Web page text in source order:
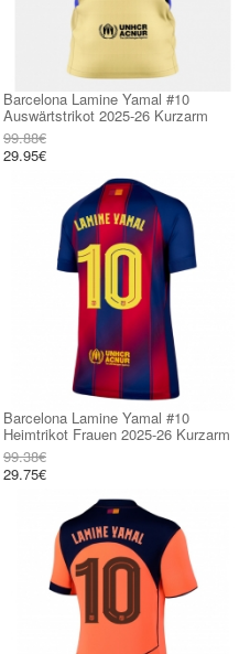
Barcelona Lamine Yamal #10
Auswärtstrikot 2025-26 Kurzarm
99.88€
29.95€
Barcelona Lamine Yamal #10
Heimtrikot Frauen 2025-26 Kurzarm
99.38€
29.75€